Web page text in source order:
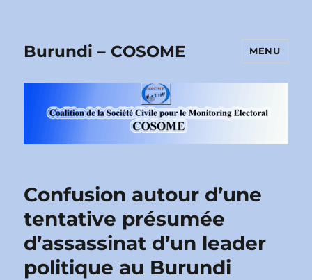
Burundi – COSOME MENU
Confusion autour d’une
tentative présumée
d’assassinat d’un leader
politique au Burundi